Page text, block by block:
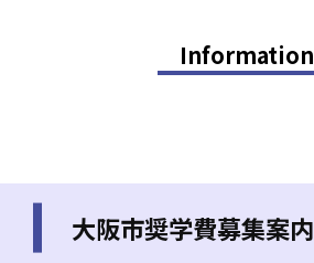
Information
大阪市奨学費募集案内